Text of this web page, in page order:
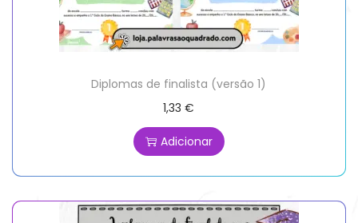
Diplomas de finalista (versão 1)
1,33€
Adicionar